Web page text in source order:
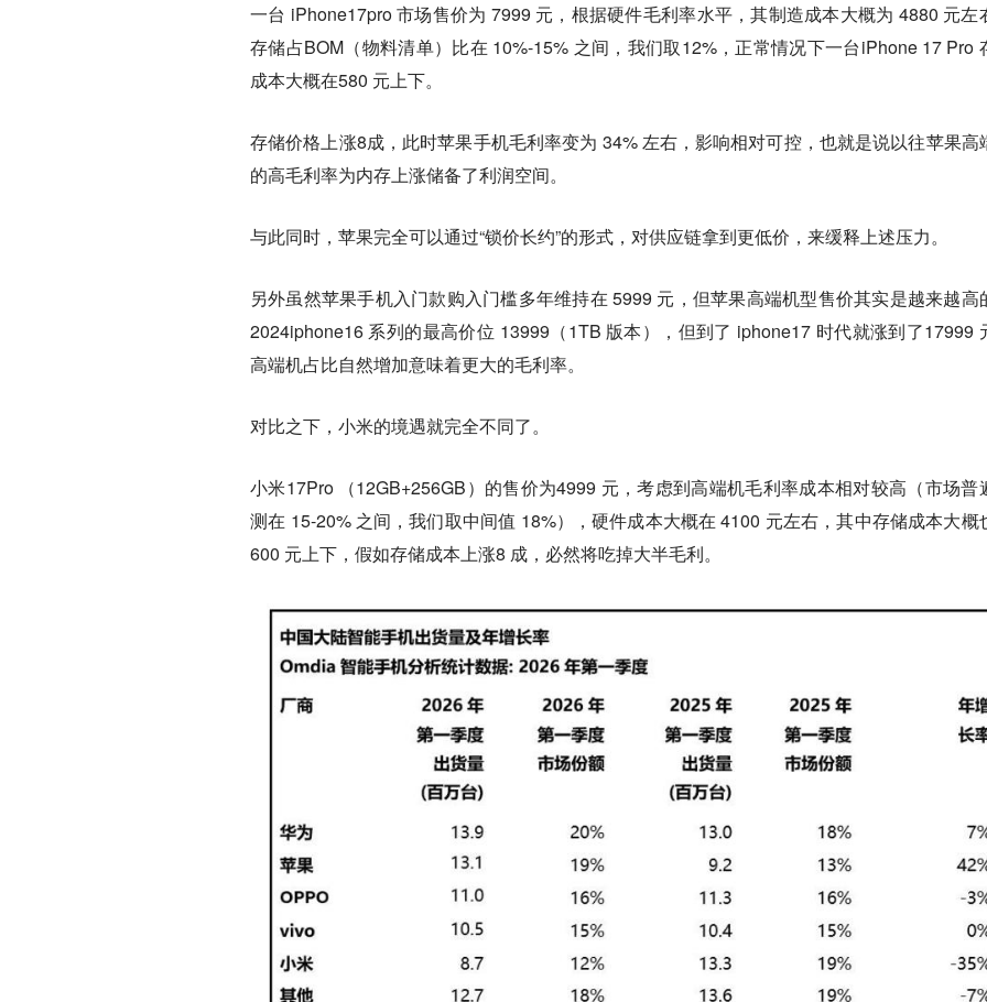
一台 iPhone17pro 市场售价为 7999 元，根据硬件毛利率水平，其制造成本大概为 4880 元左
存储占BOM（物料清单）比在 10%-15% 之间，我们取12%，正常情况下一台iPhone 17 Pro
成本大概在580 元上下。
存储价格上涨8成，此时苹果手机毛利率变为 34% 左右，影响相对可控，也就是说以往苹果高
的高毛利率为内存上涨储备了利润空间。
与此同时，苹果完全可以通过“锁价长约”的形式，对供应链拿到更低价，来缓释上述压力。
另外虽然苹果手机入门款购入门槛多年维持在 5999 元，但苹果高端机型售价其实是越来越高
2024iphone16 系列的最高价位 13999（1TB 版本），但到了 iphone17 时代就涨到了17999
高端机占比自然增加意味着更大的毛利率。
对比之下，小米的境遇就完全不同了。
小米17Pro （12GB+256GB）的售价为4999 元，考虑到高端机毛利率成本相对较高（市场普
测在 15-20% 之间，我们取中间值 18%），硬件成本大概在 4100 元左右，其中存储成本大概
600 元上下，假如存储成本上涨8 成，必然将吃掉大半毛利。